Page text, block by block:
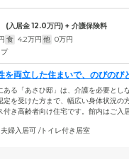
(入居金12.0万円) + 介護保険料
食 4.2万円 他 0万円
を両立した住まいで、のびのび
い
ある「あさひ邸」は、介護を必要とし
定を受けた方まで、幅広い身体状況の
付き高齢者向け住宅です。館内はご入
車いすの方も安心の環境を整えていま
婦入居可 /トイレ付き居室